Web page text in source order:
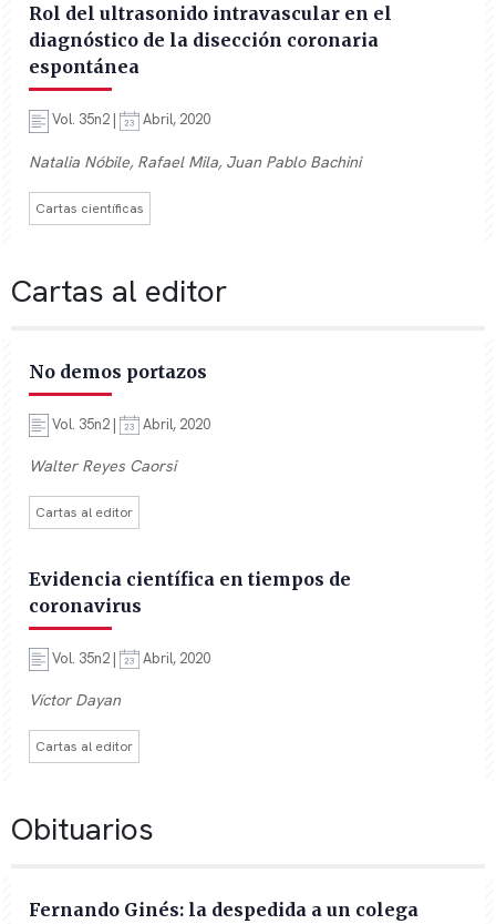
Rol del ultrasonido intravascular en el
diagnóstico de la disección coronaria
espontánea
Vol. 35n2 | Abril, 2020
Natalia Nóbile, Rafael Mila, Juan Pablo Bachini
Cartas científicas
Cartas al editor
No demos portazos
Vol. 35n2 | Abril, 2020
Walter Reyes Caorsi
Cartas al editor
Evidencia científica en tiempos de
coronavirus
Vol. 35n2 | Abril, 2020
Víctor Dayan
Cartas al editor
Obituarios
Fernando Ginés: la despedida a un colega